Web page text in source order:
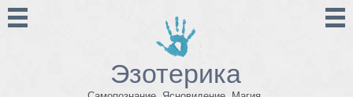
Эзотерика